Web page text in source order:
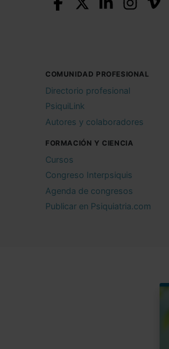
COMUNIDAD PROFESIONAL
Directorio profesional
PsiquiLink
Autores y colaboradores
FORMACIÓN Y CIENCIA
Cursos
Congreso Interpsiquis
Agenda de congresos
Publicar en Psiquiatria.com